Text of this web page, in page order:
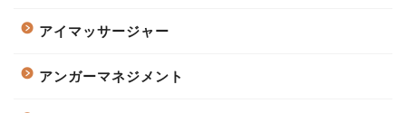
アイマッサージャー
アンガーマネジメント